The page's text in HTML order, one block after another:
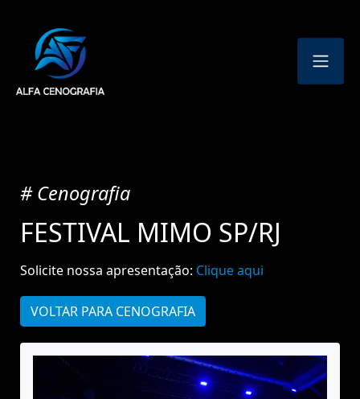
# Cenografia
FESTIVAL MIMO SP/RJ
Solicite nossa apresentação: Clique aqui
VOLTAR PARA CENOGRAFIA